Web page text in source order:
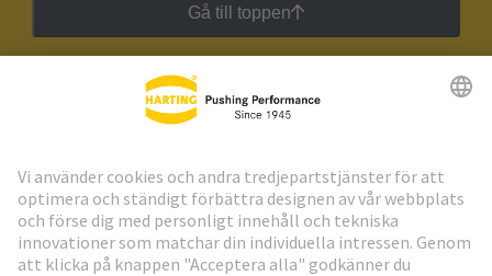
Gå till toppen
HARTING:s nyhetsbrev
Gå till registrering